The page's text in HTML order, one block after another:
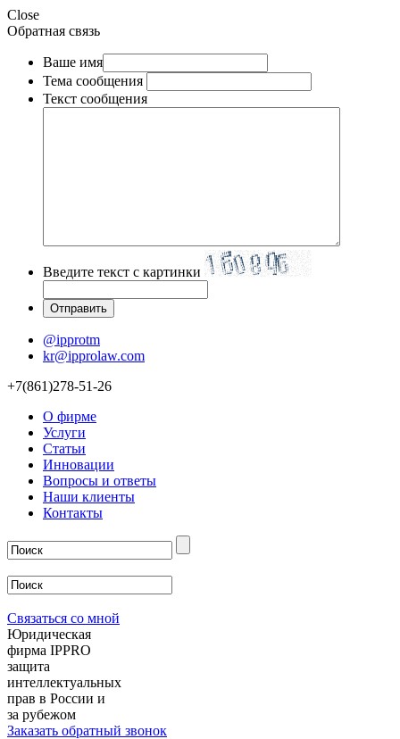
Close
Обратная связь
Ваше имя
Тема сообщения
Текст сообщения
Введите текст с картинки
@ipprotm
kr@ipprolaw.com
+7(861)278-51-26
О фирме
Услуги
Статьи
Инновации
Вопросы и ответы
Наши клиенты
Контакты
Связаться со мной
Юридическая
фирма IPPRO
защита
интеллектуальных
прав в России и
за рубежом
Заказать обратный звонок